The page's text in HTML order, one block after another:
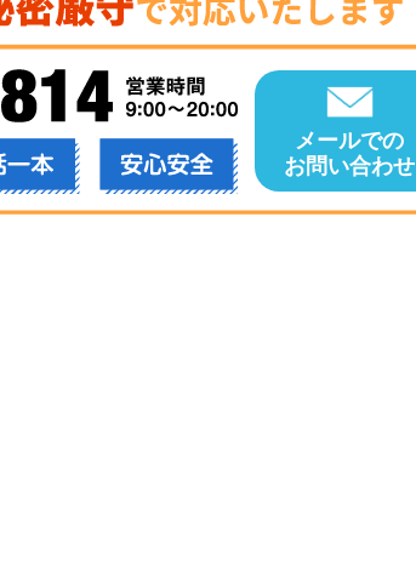
メールでの
お問い合わせ